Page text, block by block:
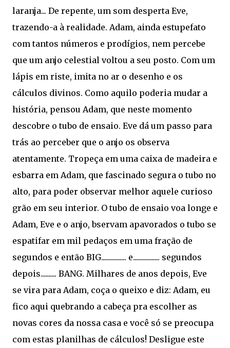
laranja... De repente, um som desperta Eve,
trazendo-a à realidade. Adam, ainda estupefato
com tantos números e prodígios, nem percebe
que um anjo celestial voltou a seu posto. Com um
lápis em riste, imita no ar o desenho e os
cálculos divinos. Como aquilo poderia mudar a
história, pensou Adam, que neste momento
descobre o tubo de ensaio. Eve dá um passo para
trás ao perceber que o anjo os observa
atentamente. Tropeça em uma caixa de madeira e
esbarra em Adam, que fascinado segura o tubo no
alto, para poder observar melhor aquele curioso
grão em seu interior. O tubo de ensaio voa longe e
Adam, Eve e o anjo, bservam apavorados o tubo se
espatifar em mil pedaços em uma fração de
segundos e então BIG................ e................. segundos
depois.......... BANG. Milhares de anos depois, Eve
se vira para Adam, coça o queixo e diz: Adam, eu
fico aqui quebrando a cabeça pra escolher as
novas cores da nossa casa e você só se preocupa
com estas planilhas de cálculos! Desligue este